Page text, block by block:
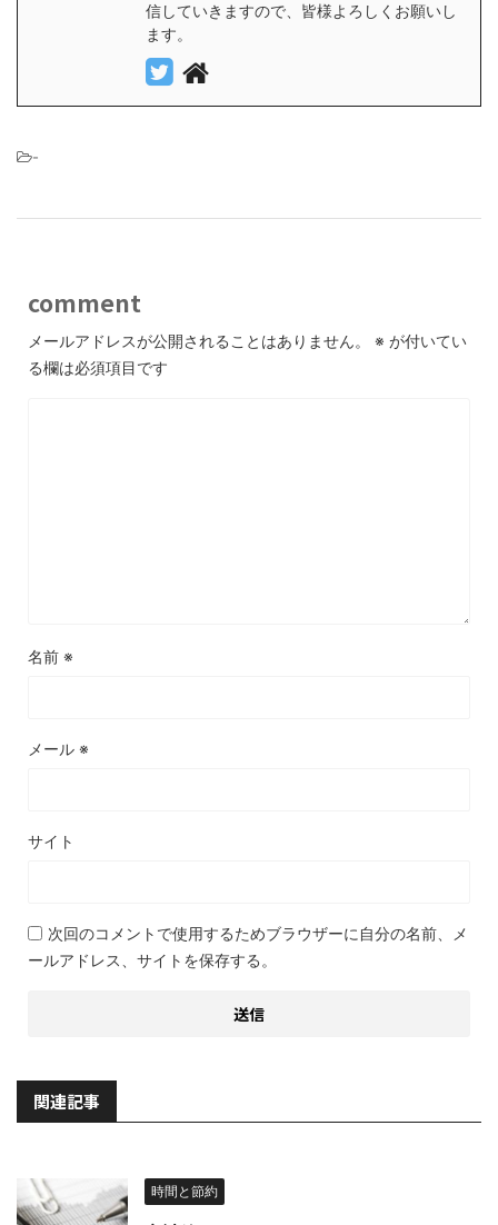
信していきますので、皆様よろしくお願いし
ます。
-
comment
メールアドレスが公開されることはありません。 ※ が付いてい
る欄は必須項目です
名前 ※
メール ※
サイト
次回のコメントで使用するためブラウザーに自分の名前、メ
ールアドレス、サイトを保存する。
関連記事
時間と節約